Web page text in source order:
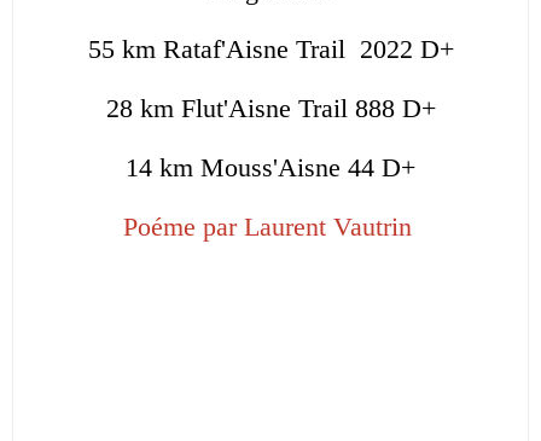
55 km Rataf'Aisne Trail 2022 D+
28 km Flut'Aisne Trail 888 D+
14 km Mouss'Aisne 44 D+
Poéme par Laurent Vautrin